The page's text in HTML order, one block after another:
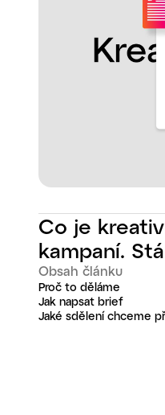
Co je
kampaní.
Obsah článku
Proč to děláme
Jak napsat brief
Jaké sdělení chceme